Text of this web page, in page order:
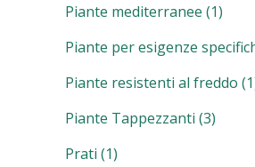
Piante mediterranee (1)
Piante per esigenze
Piante resistenti al freddo
Piante Tappezzanti (3)
Prati (1)